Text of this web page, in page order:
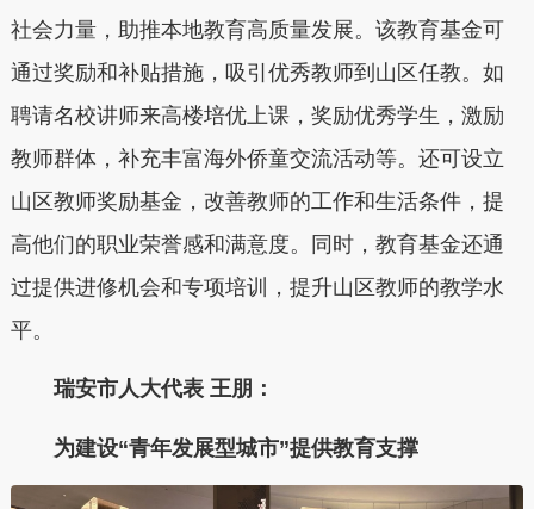
社会力量，助推本地教育高质量发展。该教育基金可
通过奖励和补贴措施，吸引优秀教师到山区任教。如
聘请名校讲师来高楼培优上课，奖励优秀学生，激励
教师群体，补充丰富海外侨童交流活动等。还可设立
山区教师奖励基金，改善教师的工作和生活条件，提
高他们的职业荣誉感和满意度。同时，教育基金还通
过提供进修机会和专项培训，提升山区教师的教学水
平。
瑞安市人大代表 王朋：
为建设“青年发展型城市”提供教育支撑